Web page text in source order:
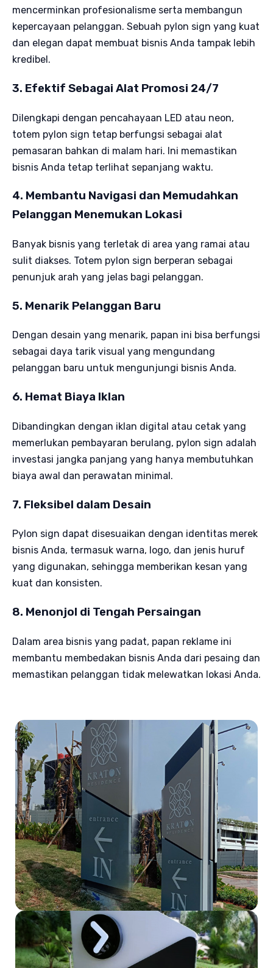
mencerminkan profesionalisme serta membangun
kepercayaan pelanggan. Sebuah pylon sign yang kuat
dan elegan dapat membuat bisnis Anda tampak lebih
kredibel.
3. Efektif Sebagai Alat Promosi 24/7
Dilengkapi dengan pencahayaan LED atau neon,
totem pylon sign tetap berfungsi sebagai alat
pemasaran bahkan di malam hari. Ini memastikan
bisnis Anda tetap terlihat sepanjang waktu.
4. Membantu Navigasi dan Memudahkan
Pelanggan Menemukan Lokasi
Banyak bisnis yang terletak di area yang ramai atau
sulit diakses. Totem pylon sign berperan sebagai
penunjuk arah yang jelas bagi pelanggan.
5. Menarik Pelanggan Baru
Dengan desain yang menarik, papan ini bisa berfungsi
sebagai daya tarik visual yang mengundang
pelanggan baru untuk mengunjungi bisnis Anda.
6. Hemat Biaya Iklan
Dibandingkan dengan iklan digital atau cetak yang
memerlukan pembayaran berulang, pylon sign adalah
investasi jangka panjang yang hanya membutuhkan
biaya awal dan perawatan minimal.
7. Fleksibel dalam Desain
Pylon sign dapat disesuaikan dengan identitas merek
bisnis Anda, termasuk warna, logo, dan jenis huruf
yang digunakan, sehingga memberikan kesan yang
kuat dan konsisten.
8. Menonjol di Tengah Persaingan
Dalam area bisnis yang padat, papan reklame ini
membantu membedakan bisnis Anda dari pesaing dan
memastikan pelanggan tidak melewatkan lokasi Anda.